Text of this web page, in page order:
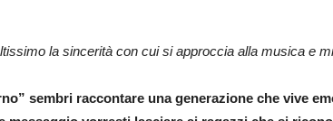
la sincerità con cui si approccia alla musica e
sembri raccontare una generazione che vive